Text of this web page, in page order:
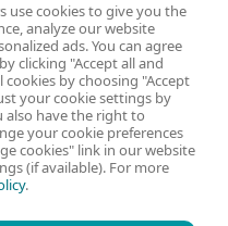
use cookies to give you the
analyze our website
ads. You can agree
clicking "Accept all and
cookies by choosing "Accept
your cookie settings by
also have the right to
your cookie preferences
cookies" link in our website
(if available). For more
.